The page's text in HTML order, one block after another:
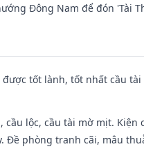
Đông Nam để đón 'Tài
được tốt lành, tốt nhất cầu
cầu lộc, cầu tài mờ mịt.
phòng tranh cãi, mâu